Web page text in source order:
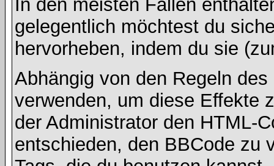
In den meisten Fällen
gelegentlich möchtest du
hervorheben, indem du sie
Abhängig von den Regeln
verwenden, um diese Effekte
der Administrator den HTML-
entschieden, den BBCode zu